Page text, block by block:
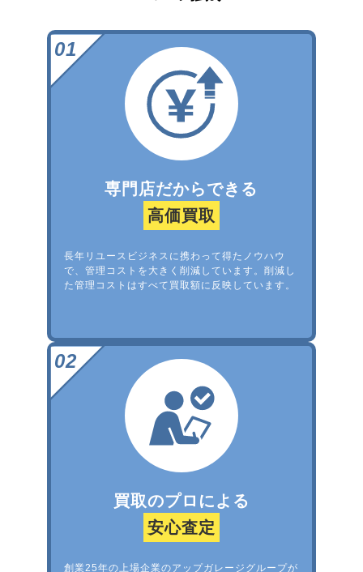
専門店だからできる
高価買取
長年リユースビジネスに携わって得たノウハウ
で、管理コストを大きく削減しています。削減し
た管理コストはすべて買取額に反映しています。
買取のプロによる
安心査定
創業25年の上場企業のアップガレージグループが